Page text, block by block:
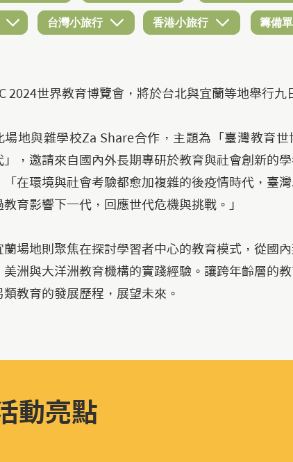
台灣小旅行 香港小旅行 籌備
2024世界教育博覽會，將於台北與宜蘭等地舉行九
場地與雜學校Za Share合作，主題為「臺灣教育
」，邀請來自國內外長期專研於教育與社會創新的
「在環境與社會考驗都愈加複雜的後疫情時代，臺
教育影響下一代，回應世代危機與挑戰。」
蘭場地則聚焦在探討學習者中心的教育模式，從國
美洲與大洋洲教育機構的實踐經驗。讓跨年齡層的
類教育的發展歷程，展望未來。
動亮點